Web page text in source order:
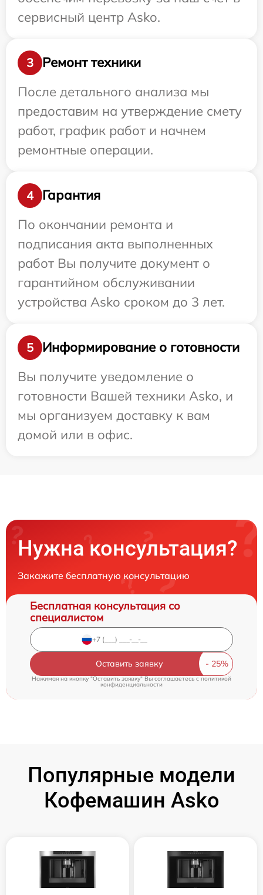
сервисный центр Asko.
3
Ремонт техники
После детального анализа мы
предоставим на утверждение смету
работ, график работ и начнем
ремонтные операции.
4
Гарантия
По окончании ремонта и
подписания акта выполненных
работ Вы получите документ о
гарантийном обслуживании
устройства Asko сроком до 3 лет.
5
Информирование о готовности
Вы получите уведомление о
готовности Вашей техники Asko, и
мы организуем доставку к вам
домой или в офис.
Нужна консультация?
Закажите бесплатную консультацию
Бесплатная консультация со
специалистом
Оставить заявку
Нажимая на кнопку "Оставить заявку" Вы соглашаетесь cполитикой
конфиденциальности
Популярные модели
Кофемашин Asko